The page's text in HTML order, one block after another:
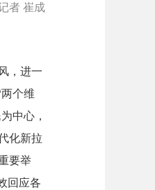
者 崔成
，进一
个维
中心，
化新拉
要举
回应各